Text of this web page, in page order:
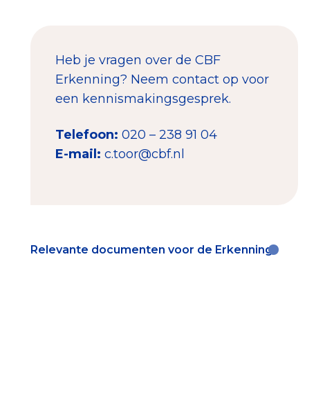
Heb je vragen over de CBF
Erkenning? Neem contact op voor
een kennismakingsgesprek.
Telefoon:020 – 238 91 04
E-mail: c.toor@cbf.nl
Relevante documenten voor de Erkenning